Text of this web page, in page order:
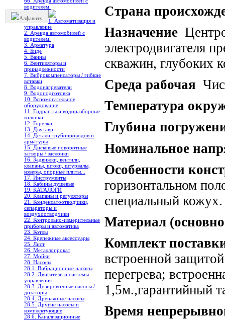
водителем.
Алфавиту
1. Автоматизация и
управление
2. Аренда автомобилей с
водителем.
3. Арматура
4. Биде
5. Ванны
6. Вентиляторы и
принадлежности
7. Виброкомпенсаторы / гибкие
вставки
8. Водонагреватели
9. Водоподготовка
10. Вспомогательное
оборудование
11. Гидранты и водоразборные
колонки
12. Горелки
13. Двутавр
14. Детали трубопроводов и
арматуры
15. Дисковые поворотные
затворы / заслонки
16. Задвижки, вентили,
клапаны, штоки, штурвалы,
коверы, опорные плиты...
17. Инструменты
18. Кабины душевые
19. КАТАЛОГИ
20. Клапаны и регуляторы
21. Конденсатоотводчики,
сепараторы и
воздухоотводчики
22. Контрольно-измерительные
приборы и автоматика
23. Котлы
24. Крепежные аксессуары
25. Лист
26. Металлопрокат
27. Мойки
28. Насосы
28.1. Вибрационные насосы
28.2. Двигатели и системы
управления
28.3. Дозировочные насосы /
дозаторы
28.4. Дренажные насосы
28.5. Другие насосы и
комплектующие
28.6. Канализационные
Страна
Назначение
электродвигателя
скважин, глубоких
Среда рабочая
Температура
Глубина
Номинальное
Особенности
горизонтальном
специальный кожух.
Материал
Комплект
встроенной
перегрева;
1,5м.,гарантийный
Время